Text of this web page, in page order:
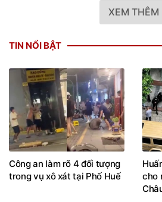
XEM THÊM
TIN NỔI BẬT
Công an làm rõ 4 đối tượng
trong vụ xô xát tại Phố Huế
cho